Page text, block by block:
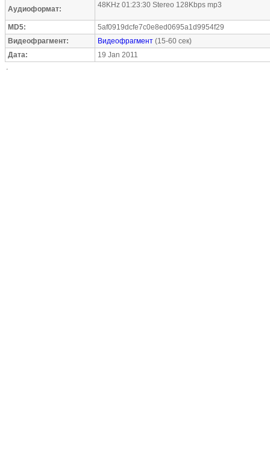
Аудиоформат: 48KHz 01:23:30 Stereo 128Kbps mp3
MD5:
5af0919dcfe7c0e8ed0695a1d9954f29
Видеофрагмент:
Видеофрагмент (15-60 сек)
Дата:
19 Jan 2011